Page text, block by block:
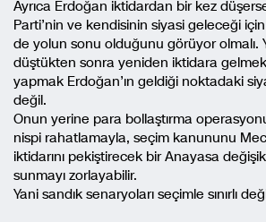
Ayrıca Erdoğan iktidardan bir kez
Parti’nin ve kendisinin siyasi geleceği
de yolun sonu olduğunu görüyor olmalı.
düştükten sonra yeniden iktidara
yapmak Erdoğan’ın geldiği noktadaki
değil.
Onun yerine para bollaştırma
nispi rahatlamayla, seçim kanununu
iktidarını pekiştirecek bir Anayasa
sunmayı zorlayabilir.
Yani sandık senaryoları seçimle sınırlı